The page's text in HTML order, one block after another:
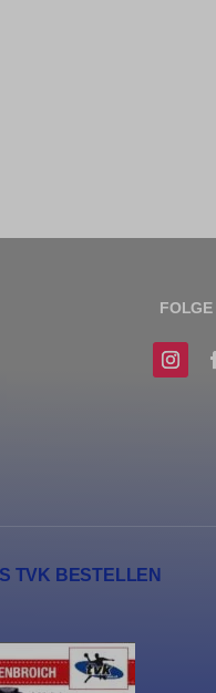
TVK BESTELLEN